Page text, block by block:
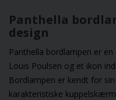
Panthella
design
Panthella bordlampen er
Louis Poulsen og et ikon
Bordlampen er kendt for
karakteristiske